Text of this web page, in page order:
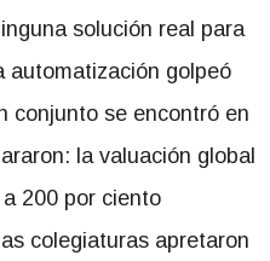
solución real para
automatización golpeó
conjunto se encontró en
la valuación global
200 por ciento
colegiaturas apretaron